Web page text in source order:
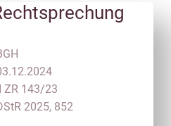
ZR 143/23
2025, 852